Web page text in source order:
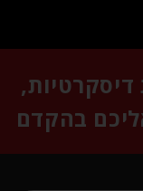
דיסקרטיות,
בהקדם